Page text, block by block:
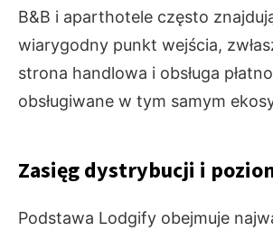
B&B i aparthotele często
wiarygodny punkt wejścia,
strona handlowa i obsługa
obsługiwane w tym samym
Zasięg dystrybucji i
Podstawa Lodgify obejmuje